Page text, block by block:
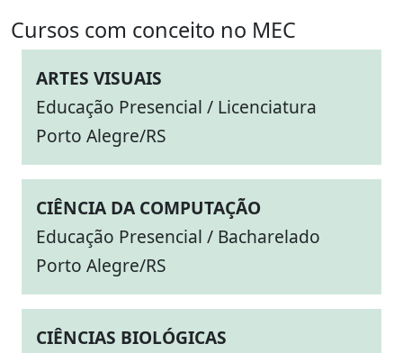
Cursos com conceito no MEC
ARTES VISUAIS
Educação Presencial / Licenciatura
Porto Alegre/RS
CIÊNCIA DA COMPUTAÇÃO
Educação Presencial / Bacharelado
Porto Alegre/RS
CIÊNCIAS BIOLÓGICAS